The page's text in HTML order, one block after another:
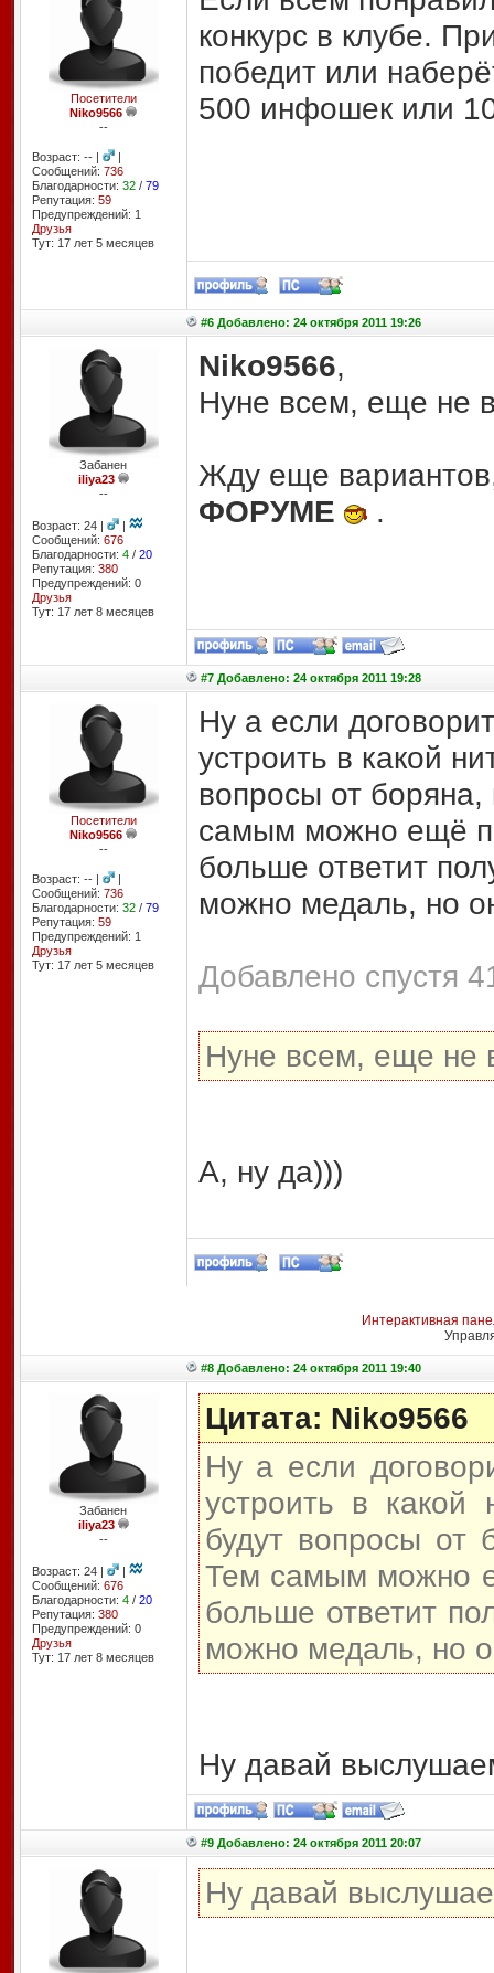
Посетители
Niko9566
--
Возраст: -- |
|
Сообщений: 736
Благодарности: 32/ 79
Репутация: 59
Предупреждений: 1
Друзья
Тут: 17 лет 5 месяцев
конкурс в клубе.
победит или
500 инфошек или
#6 Добавлено: 24 октября 2011 19:26
Забанен
iliya23
--
Возраст: 24 |
|
Сообщений: 676
Благодарности: 4/ 20
Репутация: 380
Предупреждений: 0
Друзья
Тут: 17 лет 8 месяцев
Niko9566,
Нуне всем, еще не
Жду еще
ФОРУМЕ
.
#7 Добавлено: 24 октября 2011 19:28
Посетители
Niko9566
--
Возраст: -- |
|
Сообщений: 736
Благодарности: 32/ 79
Репутация: 59
Предупреждений: 1
Друзья
Тут: 17 лет 5 месяцев
Ну а если
устроить в какой
вопросы от
самым можно ещё
больше ответит
можно медаль, но
Добавлено спустя
Нуне всем, еще не
А, ну да)))
Интерактивная
#8 Добавлено: 24 октября 2011 19:40
Забанен
iliya23
--
Возраст: 24 |
|
Сообщений: 676
Благодарности: 4/ 20
Репутация: 380
Предупреждений: 0
Друзья
Тут: 17 лет 8 месяцев
Цитата: Niko9566
Ну а если
устроить в
будут вопросы от
Тем самым можно
больше ответит
можно медаль, но
Ну давай
#9 Добавлено: 24 октября 2011 20:07
Ну давай